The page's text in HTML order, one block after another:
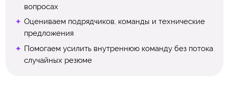
вопросах
Оцениваем подрядчиков, команды и технические
предложения
Помогаем усилить внутреннюю команду без потока
случайных резюме